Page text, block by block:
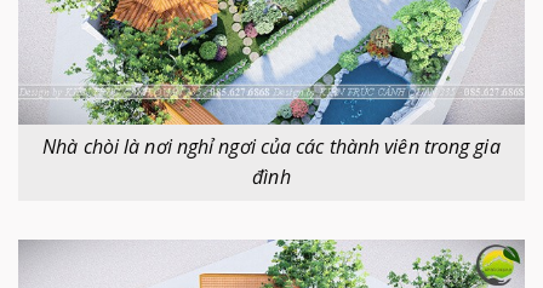
Nhà chòi là nơi nghỉ ngơi của các thành viên trong gia
đình